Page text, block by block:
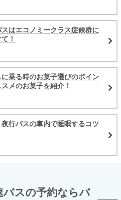
はエコノミークラス症候群に
！
乗る時のお菓子選びのポイン
スメのお菓子を紹介！
行バスの車内で睡眠するコツ
バスの予約ならバ